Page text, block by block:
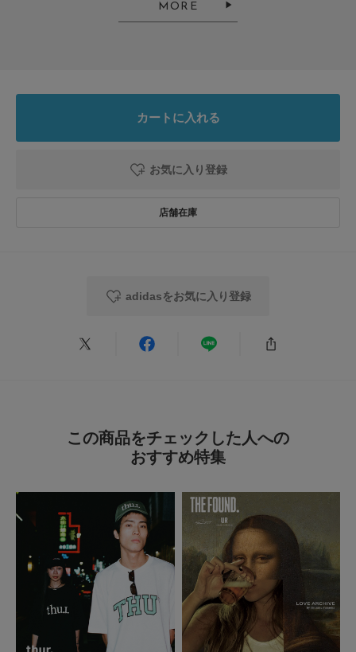
MORE
カートに入れる
お気に入り登録
adidasをお気に入り登録
この商品をチェックした人への
おすすめ特集